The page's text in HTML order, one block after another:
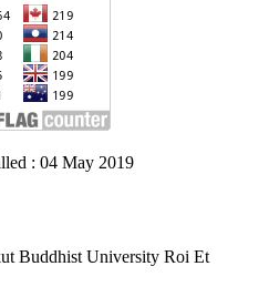
: 04 May 2019
Buddhist University Roi Et